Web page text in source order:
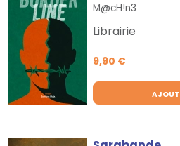
M@cH!n3
Librairie
9,90 €